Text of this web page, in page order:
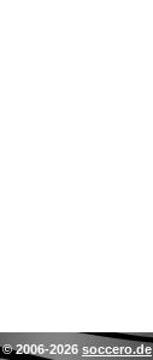
© 2006-2026 soccero.de